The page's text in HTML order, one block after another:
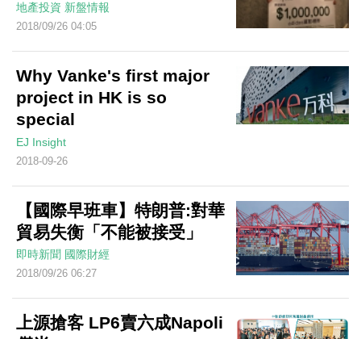
地產投資 新盤情報
2018/09/26 04:05
Why Vanke's first major
project in HK is so
special
EJ Insight
2018-09-26
【國際早班車】特朗普:對華
貿易失衡「不能被接受」
即時新聞 國際財經
2018/09/26 06:27
上源搶客 LP6賣六成Napoli